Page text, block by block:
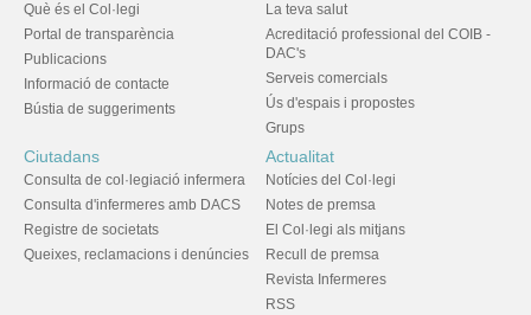
Què és el Col·legi
Portal de transparència
Publicacions
Informació de contacte
Bústia de suggeriments
La teva salut
Acreditació professional del COIB -
DAC's
Serveis comercials
Ús d'espais i propostes
Grups
Ciutadans
Consulta de col·legiació infermera
Consulta d'infermeres amb DACS
Registre de societats
Queixes, reclamacions i denúncies
Actualitat
Notícies del Col·legi
Notes de premsa
El Col·legi als mitjans
Recull de premsa
Revista Infermeres
RSS